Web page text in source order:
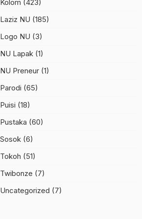
Kolom (423)
Laziz NU (185)
Logo NU (3)
NU Lapak (1)
NU Preneur (1)
Parodi (65)
Puisi (18)
Pustaka (60)
Sosok (6)
Tokoh (51)
Twibonze (7)
Uncategorized (7)